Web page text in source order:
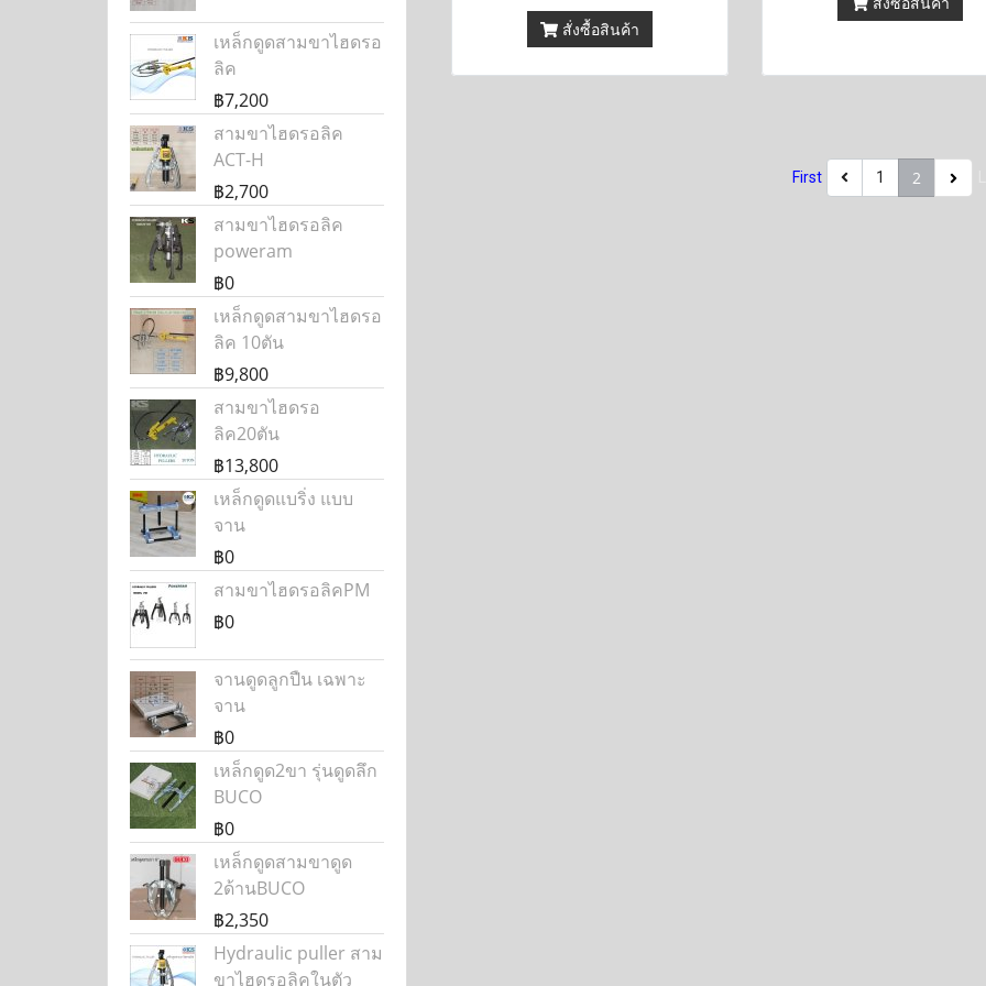
สั่งซื้อสินค้า
First 1 2
เหล็กดูดสามขาไฮดรอ
ลิค
฿7,200
สามขาไฮดรอลิค
ACT-H
฿2,700
สามขาไฮดรอลิค
poweram
฿0
เหล็กดูดสามขาไฮดรอ
ลิค 10ตัน
฿9,800
สามขาไฮดรอ
ลิค20ตัน
฿13,800
เหล็กดูดแบริ่ง แบบ
จาน
฿0
สามขาไฮดรอลิคPM
฿0
จานดูดลูกปืน เฉพาะ
จาน
฿0
เหล็กดูด2ขา รุ่นดูดลึก
BUCO
฿0
เหล็กดูดสามขาดูด
2ด้านBUCO
฿2,350
Hydraulic puller สาม
ขาไฮดรอลิคในตัว